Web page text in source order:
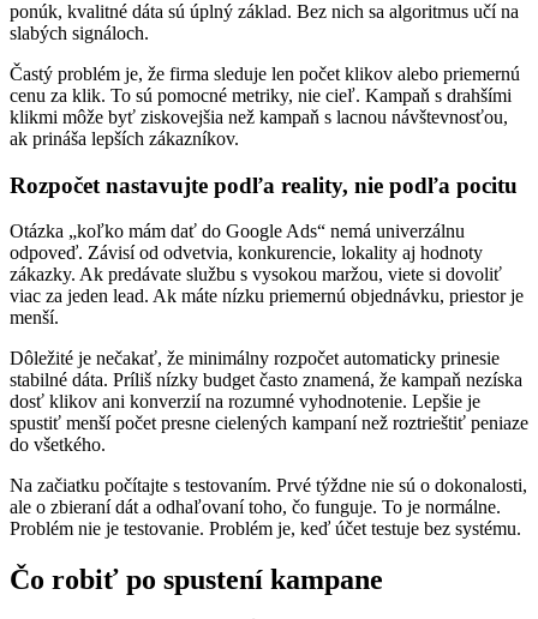
ponúk, kvalitné dáta sú úplný základ. Bez nich sa algoritmus učí na
slabých signáloch.
Častý problém je, že firma sleduje len počet klikov alebo priemernú
cenu za klik. To sú pomocné metriky, nie cieľ. Kampaň s drahšími
klikmi môže byť ziskovejšia než kampaň s lacnou návštevnosťou,
ak prináša lepších zákazníkov.
Rozpočet nastavujte podľa reality, nie podľa pocitu
Otázka „koľko mám dať do Google Ads“ nemá univerzálnu
odpoveď. Závisí od odvetvia, konkurencie, lokality aj hodnoty
zákazky. Ak predávate službu s vysokou maržou, viete si dovoliť
viac za jeden lead. Ak máte nízku priemernú objednávku, priestor je
menší.
Dôležité je nečakať, že minimálny rozpočet automaticky prinesie
stabilné dáta. Príliš nízky budget často znamená, že kampaň nezíska
dosť klikov ani konverzií na rozumné vyhodnotenie. Lepšie je
spustiť menší počet presne cielených kampaní než roztrieštiť peniaze
do všetkého.
Na začiatku počítajte s testovaním. Prvé týždne nie sú o dokonalosti,
ale o zbieraní dát a odhaľovaní toho, čo funguje. To je normálne.
Problém nie je testovanie. Problém je, keď účet testuje bez systému.
Čo robiť po spustení kampane